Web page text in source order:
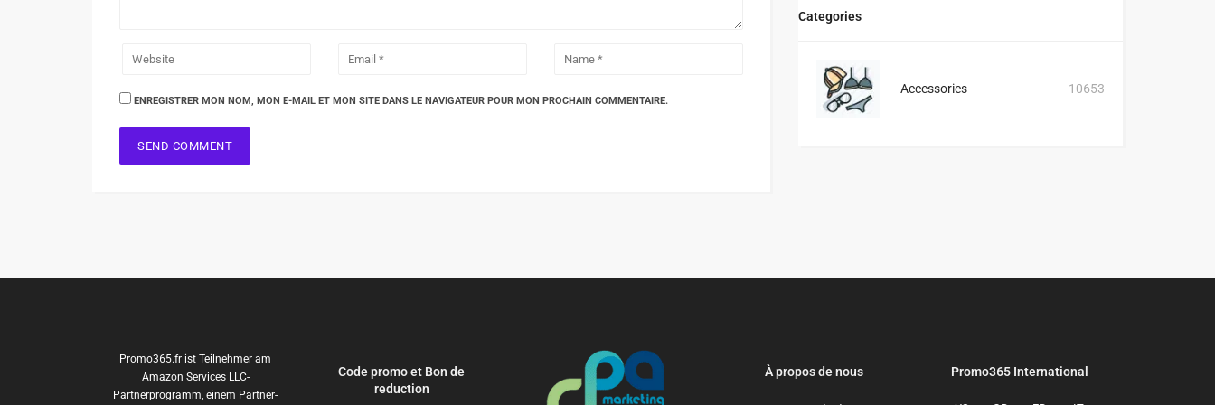
ENREGISTRER MON NOM, MON E-MAIL ET MON SITE DANS LE NAVIGATEUR POUR MON PROCHAIN COMMENTAIRE.
Categories
Accessories 10653
Promo365.fr ist Teilnehmer am
Amazon Services LLC-
Partnerprogramm, einem Partner-
Code promo et Bon de
reduction
À propos de nous Promo365 International